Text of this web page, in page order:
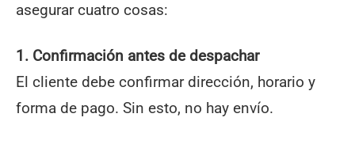
asegurar cuatro cosas:
1. Confirmación antes de despachar
El cliente debe confirmar dirección, horario y
forma de pago. Sin esto, no hay envío.